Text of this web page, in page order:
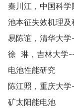
秦川江，中国科
池本征失效机理及
易陈谊，清华大
徐 琳，吉林大学
电池性能研究
陈江照，重庆大
矿太阳能电池